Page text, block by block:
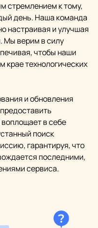
стремлением к тому,
день. Наша команда
настраивая и улучшая
Мы верим в силу
чтобы наши
крае технологических
и обновления
в себе
поиск
гарантируя, что
последними,
сервиса.